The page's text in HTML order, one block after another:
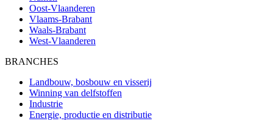
Oost-Vlaanderen
Vlaams-Brabant
Waals-Brabant
West-Vlaanderen
BRANCHES
Landbouw, bosbouw en visserij
Winning van delfstoffen
Industrie
Energie, productie en distributie